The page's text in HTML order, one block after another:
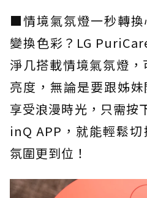
■情境氣氛燈一秒轉
變換色彩？LG
淨几搭載情境氣氛燈
亮度，無論是要跟姊
享受浪漫時光，只需按
inQ APP，就能輕鬆
氛圍更到位！